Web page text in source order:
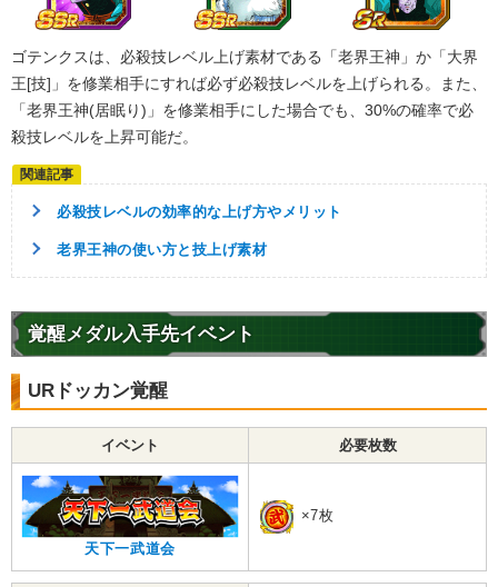
少年悟飯
気力+5
ATK+5%
【一致するリンクスキル(4)】
戦闘民族サイヤ人
サイヤ人の血
驚異的なスピード
限界突破
【一致するカテゴリー(
急激な成長
天界の出来事
地球育ちの戦士
ゴハンクス
10点
【発動リンク効果】
【一致するリンクスキル(
短期決戦
驚異的なスピード
混血サイヤ人
時間制限
地球育ちの戦士
・気力+3
ゴテンクスは、必殺技レベル上げ素材である「老界王神」か「大界
王[技]」を修業相手にすれば必ず必殺技レベルを上げられる。また、
「老界王神(居眠り)」を修業相手にした場合でも、30%の確率で必
殺技レベルを上昇可能だ。
必殺技レベルの効率的な上げ方やメリット
老界王神の使い方と技上げ素材
覚醒メダル入手先イベント
URドッカン覚醒
イベント 必要枚数
天下一武道会
×7枚